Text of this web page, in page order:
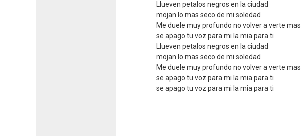
Llueven petalos negros en la ciudad
mojan lo mas seco de mi soledad
Me duele muy profundo no volver a verte mas
se apago tu voz para mi la mia para ti
Llueven petalos negros en la ciudad
mojan lo mas seco de mi soledad
Me duele muy profundo no volver a verte mas
se apago tu voz para mi la mia para ti
se apago tu voz para mi la mia para ti